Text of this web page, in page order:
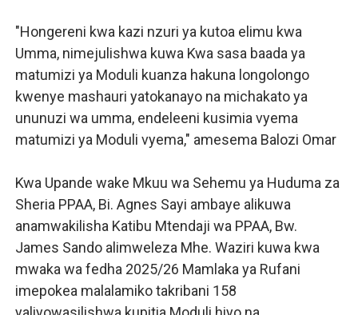
"Hongereni kwa kazi nzuri ya kutoa elimu kwa
Umma, nimejulishwa kuwa Kwa sasa baada ya
matumizi ya Moduli kuanza hakuna longolongo
kwenye mashauri yatokanayo na michakato ya
ununuzi wa umma, endeleeni kusimia vyema
matumizi ya Moduli vyema," amesema Balozi Omar
Kwa Upande wake Mkuu wa Sehemu ya Huduma za
Sheria PPAA, Bi. Agnes Sayi ambaye alikuwa
anamwakilisha Katibu Mtendaji wa PPAA, Bw.
James Sando alimweleza Mhe. Waziri kuwa kwa
mwaka wa fedha 2025/26 Mamlaka ya Rufani
imepokea malalamiko takribani 158